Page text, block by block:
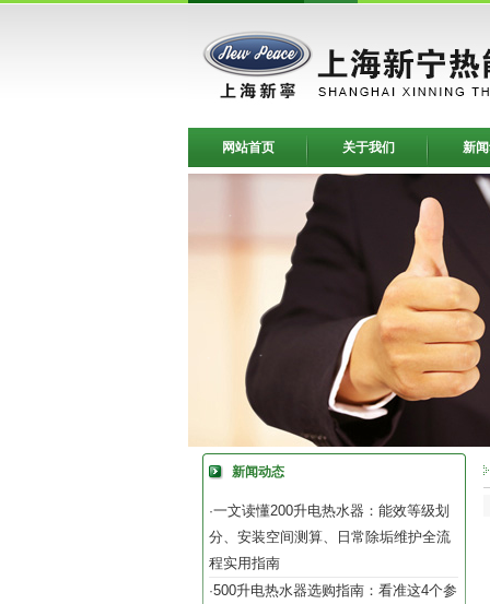
网站首页 关于我们 新
新闻动态
·一文读懂200升电热水器：能效等级划
分、安装空间测算、日常除垢维护全流
程实用指南
·500升电热水器选购指南：看准这4个参